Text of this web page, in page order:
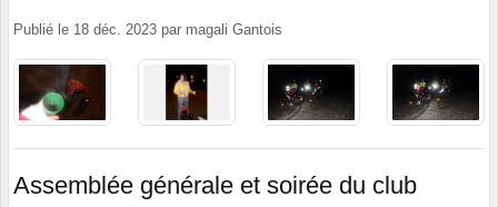
Publié le 18 déc. 2023 par magali Gantois
Assemblée générale et soirée du club